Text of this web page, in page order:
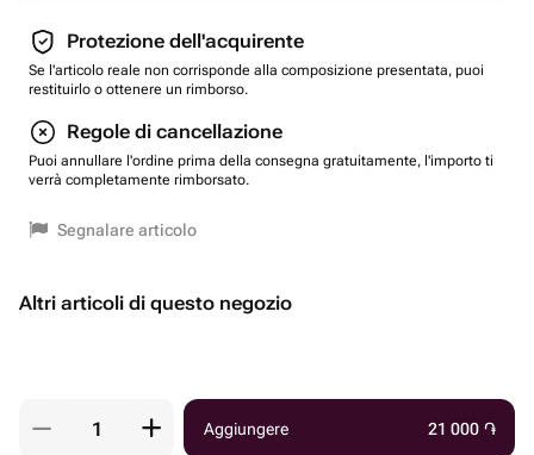
Protezione dell'acquirente
Se l'articolo reale non corrisponde alla composizione presentata, puoi
restituirlo o ottenere un rimborso.
Regole di cancellazione
Puoi annullare l'ordine prima della consegna gratuitamente, l'importo ti
verrà completamente rimborsato.
Segnalare articolo
Altri articoli di questo negozio
Aggiungere 21 000 ֏